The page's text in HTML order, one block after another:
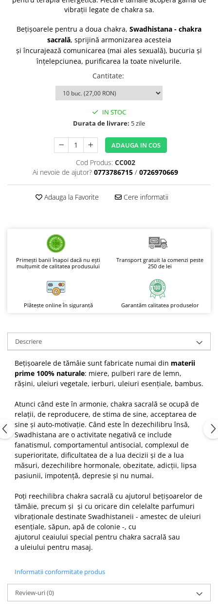
Tulsi
Condimente
Hidrosoli
Împotriva Insectelor
Parfumuri în Alcool
Rășini Prețioase, Lemne Aromatice
Sare de Himalaya
Spray Bio pentru Ambient
Unt de Karitè - Unt de Shea
Săpunuri
Produse
vibrații legate de chakra sa.
Bețișoarele pentru a doua chakra, Swadhistana - chakra
sacrală, sprijină armonizarea acesteia
șiîncurajează comunicarea (mai ales sexuală), bucuria și
înțelepciunea, purificarea la toate nivelurile.
Cantitate:
IN STOC
Durata de livrare: 5 zile
ADAUGA IN COS
Cod Produs: CC002
Ai nevoie de ajutor? 0773786715 / 0726970669
Adauga la Favorite Cere informatii
Primești banii înapoi dacă nu ești
mulțumit de calitatea produsului
Transport gratuit la comenzi peste
250 de lei
Plătește online în siguranță Garantăm calitatea produselor
Descriere
Bețișoarele de tămâie sunt fabricate numai din materii
prime 100% naturale: miere, pulberi rare de lemn,
rășini, uleiuri vegetale, ierburi, uleiuri esențiale, bambus.
Atunci când este în armonie, chakra sacrală se ocupă de
relații, de reproducere, de stima de sine, acceptarea de
sine și auto-motivație. Când este în dezechilibru însă,
Swadhistana are o activitate negativă ce include
fanatismul, comportamentul antisocial, complexul de
superioritate, dificultatea de a lua decizii și de a lua
măsuri, dezechilibre hormonale, obezitate, adicții, lipsa
pasiunii, impotență, depresie și nu numai.
Poți reechilibra chakra sacrală cu ajutorul bețișoarelor de
tămâie, precum și și cu oricare din celelalte parfumuri
vibraționale destinate Swadhistaneii - amestec de uleiuri
esențiale, săpun, apă de colonie -, cu
ajutorul ceaiului special pentru chakra sacrală sau
a uleiului pentru masaj.
Informatii conformitate produs
Review-uri(0)